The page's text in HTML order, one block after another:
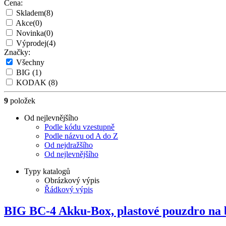
Cena:
Skladem(8)
Akce(0)
Novinka(0)
Výprodej(4)
Značky:
Všechny
BIG (1)
KODAK (8)
9 položek
Od nejlevnějšího
Podle kódu vzestupně
Podle názvu od A do Z
Od nejdražšího
Od nejlevnějšího
Typy katalogů
Obrázkový výpis
Řádkový výpis
BIG BC-4 Akku-Box, plastové pouzdro